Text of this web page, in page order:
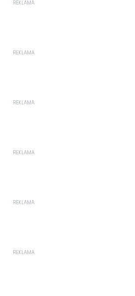
REKLAMA
REKLAMA
REKLAMA
REKLAMA
REKLAMA
REKLAMA